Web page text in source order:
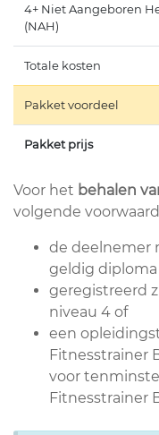
4+ Niet Aangeboren
(NAH)
Totale kosten
Pakket voordeel
Pakket prijs
Voor het behalen
volgende
de deelnemer
geldig
geregistreerd
niveau 4 of
een
Fitnesstrainer
voor
Fitnesstrainer